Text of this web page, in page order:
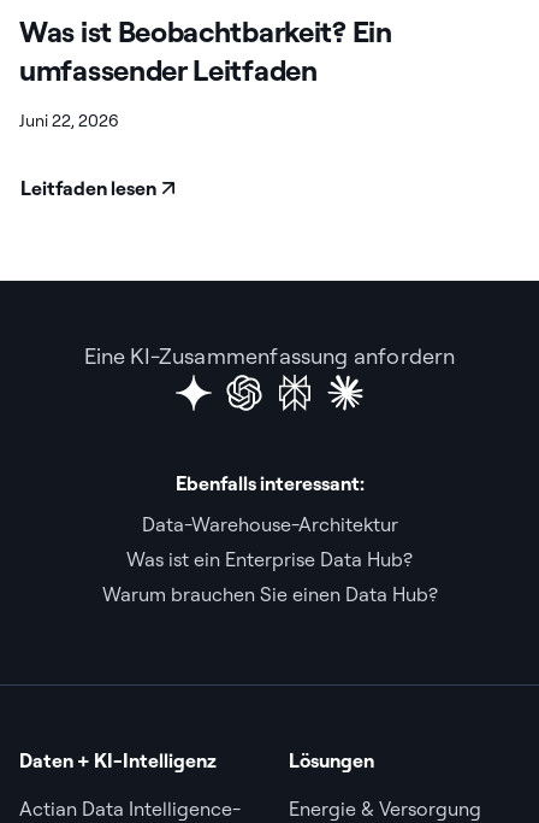
Was ist Beobachtbarkeit? Ein
umfassender Leitfaden
Juni 22, 2026
Leitfaden lesen
Eine KI-Zusammenfassung anfordern
Ebenfalls interessant:
Data-Warehouse-Architektur
Was ist ein Enterprise Data Hub?
Warum brauchen Sie einen Data Hub?
Daten + KI-Intelligenz
Actian Data Intelligence-
Lösungen
Energie & Versorgung